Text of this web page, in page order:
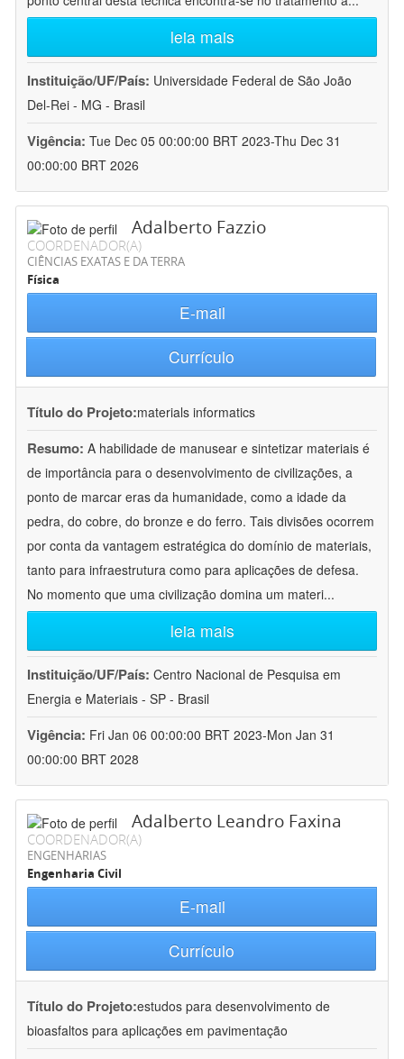
leia mais
Instituição/UF/País: Universidade Federal de São João
Del-Rei - MG - Brasil
Vigência: Tue Dec 05 00:00:00 BRT 2023-Thu Dec 31
00:00:00 BRT 2026
Adalberto Fazzio
COORDENADOR(A)
CIÊNCIAS EXATAS E DA TERRA
Física
E-mail
Currículo
Título do Projeto:materials informatics
Resumo: A habilidade de manusear e sintetizar materiais é
de importância para o desenvolvimento de civilizações, a
ponto de marcar eras da humanidade, como a idade da
pedra, do cobre, do bronze e do ferro. Tais divisões ocorrem
por conta da vantagem estratégica do domínio de materiais,
tanto para infraestrutura como para aplicações de defesa.
No momento que uma civilização domina um materi...
leia mais
Instituição/UF/País: Centro Nacional de Pesquisa em
Energia e Materiais - SP - Brasil
Vigência: Fri Jan 06 00:00:00 BRT 2023-Mon Jan 31
00:00:00 BRT 2028
Adalberto Leandro Faxina
COORDENADOR(A)
ENGENHARIAS
Engenharia Civil
E-mail
Currículo
Título do Projeto:estudos para desenvolvimento de
bioasfaltos para aplicações em pavimentação